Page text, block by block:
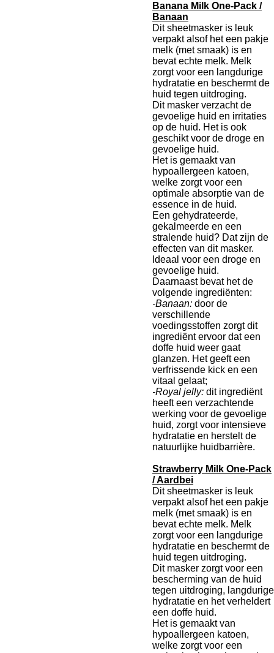
Banana Milk One-Pack /
Banaan
Dit sheetmasker is leuk
verpakt alsof het een pakje
melk (met smaak) is en
bevat echte melk. Melk
zorgt voor een langdurige
hydratatie en beschermt de
huid tegen uitdroging.
Dit masker verzacht de
gevoelige huid en irritaties
op de huid. Het is ook
geschikt voor de droge en
gevoelige huid.
Het is gemaakt van
hypoallergeen katoen,
welke zorgt voor een
optimale absorptie van de
essence in de huid.
Een gehydrateerde,
gekalmeerde en een
stralende huid? Dat zijn de
effecten van dit masker.
Ideaal voor een droge en
gevoelige huid.
Daarnaast bevat het de
volgende ingrediënten:
-Banaan: door de
verschillende
voedingsstoffen zorgt dit
ingrediënt ervoor dat een
doffe huid weer gaat
glanzen. Het geeft een
verfrissende kick en een
vitaal gelaat;
-Royal jelly: dit ingrediënt
heeft een verzachtende
werking voor de gevoelige
huid, zorgt voor intensieve
hydratatie en herstelt de
natuurlijke huidbarrière.
Strawberry Milk One-Pack
/ Aardbei
Dit sheetmasker is leuk
verpakt alsof het een pakje
melk (met smaak) is en
bevat echte melk. Melk
zorgt voor een langdurige
hydratatie en beschermt de
huid tegen uitdroging.
Dit masker zorgt voor een
bescherming van de huid
tegen uitdroging, langdurige
hydratatie en het verheldert
een doffe huid.
Het is gemaakt van
hypoallergeen katoen,
welke zorgt voor een